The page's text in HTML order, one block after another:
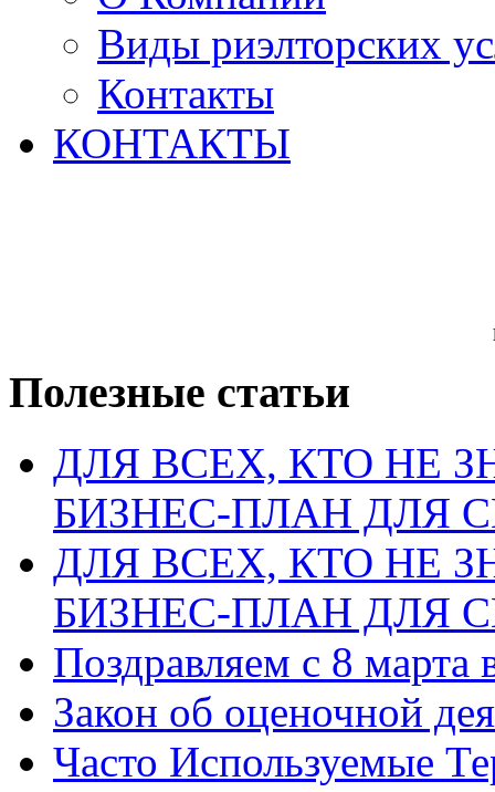
Виды риэлторских
Контакты
КОНТАКТЫ
Полезные статьи
ДЛЯ ВСЕХ, КТО НЕ
БИЗНЕС-ПЛАН ДЛЯ
ДЛЯ ВСЕХ, КТО НЕ
БИЗНЕС-ПЛАН ДЛЯ
Поздравляем с 8
Закон об оценочной
Часто Используемые